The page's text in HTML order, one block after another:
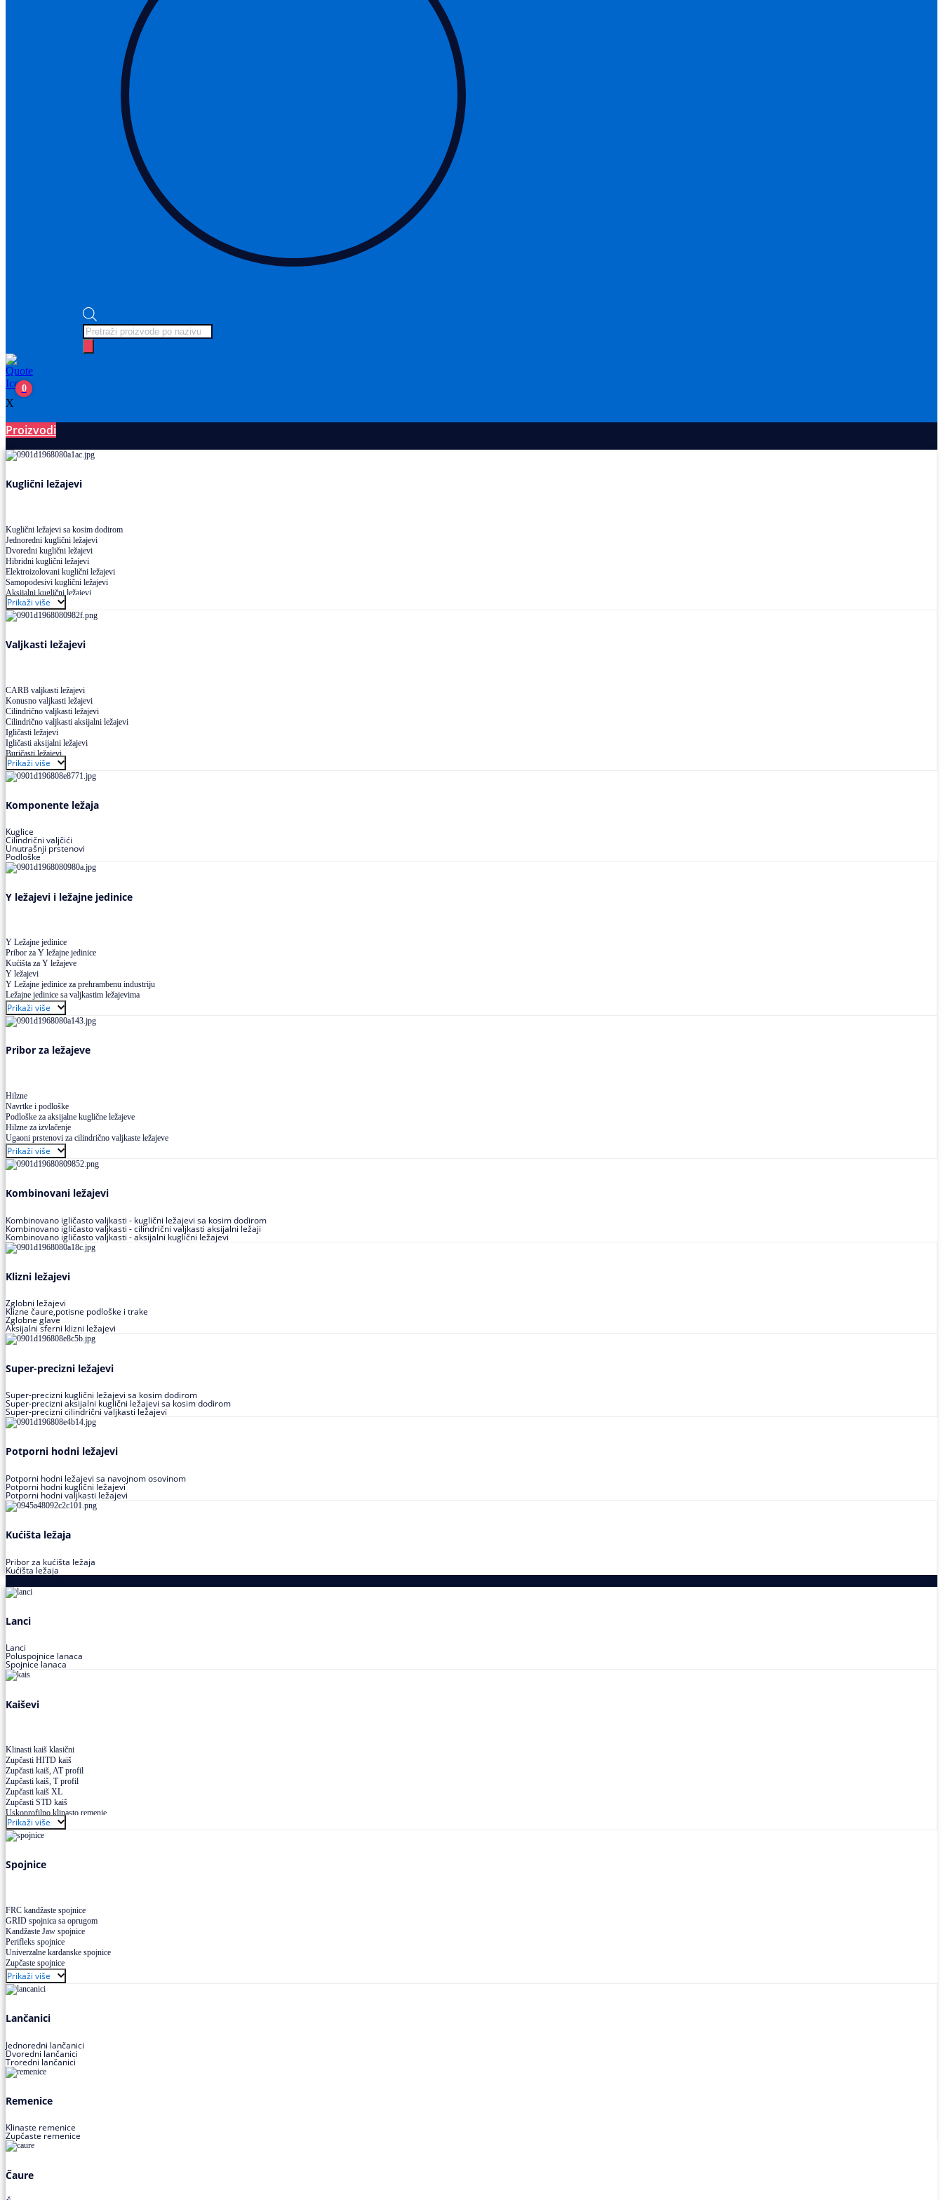
Products
search
0
X
Proizvodi
Kuglični ležajevi
Kuglični ležajevi sa kosim dodirom
Jednoredni kuglični ležajevi
Dvoredni kuglični ležajevi
Hibridni kuglični ležajevi
Elektroizolovani kuglični ležajevi
Samopodesivi kuglični ležajevi
Aksijalni kuglični ležajevi
Kuglični ležajevi od nerđajućeg čelika
Prikaži više
Valjkasti ležajevi
CARB valjkasti ležajevi
Konusno valjkasti ležajevi
Cilindrično valjkasti ležajevi
Cilindrično valjkasti aksijalni ležajevi
Igličasti ležajevi
Igličasti aksijalni ležajevi
Buričasti ležajevi
Buričasti zaptiveni ležajevi
Buričasti aksijalni ležajevi
Prikaži više
Komponente ležaja
Kuglice
Cilindrični valjčići
Unutrašnji prstenovi
Podloške
Y ležajevi i ležajne jedinice
Y Ležajne jedinice
Pribor za Y ležajne jedinice
Kućišta za Y ležajeve
Y ležajevi
Y Ležajne jedinice za prehrambenu industriju
Ležajne jedinice sa valjkastim ležajevima
Prikaži više
Pribor za ležajeve
Hilzne
Navrtke i podloške
Podloške za aksijalne kuglične ležajeve
Hilzne za izvlačenje
Ugaoni prstenovi za cilindrično valjkaste ležajeve
Prikaži više
Kombinovani ležajevi
Kombinovano igličasto valjkasti - kuglični ležajevi sa kosim dodirom
Kombinovano igličasto valjkasti - cilindrični valjkasti aksijalni ležaji
Kombinovano igličasto valjkasti - aksijalni kuglični ležajevi
Klizni ležajevi
Zglobni ležajevi
Klizne čaure,potisne podloške i trake
Zglobne glave
Aksijalni sferni klizni ležajevi
Super-precizni ležajevi
Super-precizni kuglični ležajevi sa kosim dodirom
Super-precizni aksijalni kuglični ležajevi sa kosim dodirom
Super-precizni cilindrični valjkasti ležajevi
Potporni hodni ležajevi
Potporni hodni ležajevi sa navojnom osovinom
Potporni hodni kuglični ležajevi
Potporni hodni valjkasti ležajevi
Kućišta ležaja
Pribor za kućišta ležaja
Kućišta ležaja
Lanci
Lanci
Poluspojnice lanaca
Spojnice lanaca
Kaiševi
Klinasti kaiš klasični
Zupčasti HITD kaiš
Zupčasti kaiš, AT profil
Zupčasti kaiš, T profil
Zupčasti kaiš XL
Zupčasti STD kaiš
Uskoprofilno klinasto remenje
Uskoprofilno klinasto remenje spojeno
Uskoprofilno klinasto remenje XP extra power
Višekanalno remenje PJ,PK
Prikaži više
Spojnice
FRC kandžaste spojnice
GRID spojnica sa oprugom
Kandžaste Jaw spojnice
Perifleks spojnice
Univerzalne kardanske spojnice
Zupčaste spojnice
Prikaži više
Lančanici
Jednoredni lančanici
Dvoredni lančanici
Troredni lančanici
Remenice
Klinaste remenice
Zupčaste remenice
Čaure